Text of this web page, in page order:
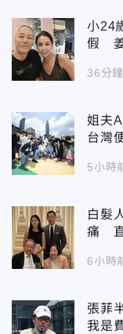
小24
假 姜
36分
姐夫
台灣
5小時
白髮
痛 直
6小時
張菲
我是